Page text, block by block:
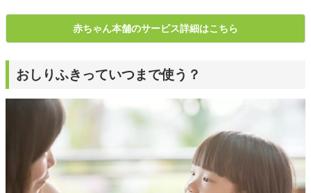
赤ちゃん本舗のサービス詳細はこちら
おしりふきっていつまで使う？